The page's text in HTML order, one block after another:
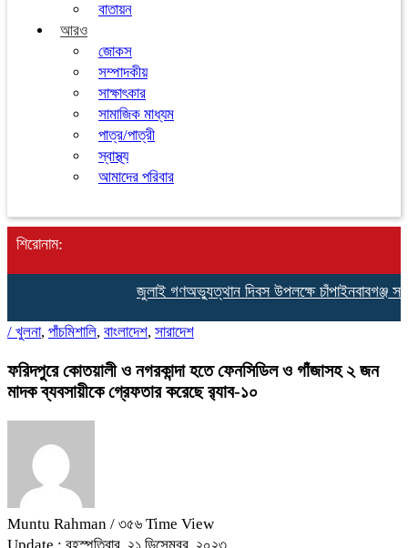
বাতায়ন
আরও
জোকস
সম্পাদকীয়
সাক্ষাৎকার
সামাজিক মাধ্যম
পাত্র/পাত্রী
স্বাস্থ্য
আমাদের পরিবার
শিরোনাম:
জুলাই গণঅভ্যুত্থান দিবস উপলক্ষে চাঁপাইনবাবগঞ্জ
/ খুলনা, পাঁচমিশালি, বাংলাদেশ, সারাদেশ
ফরিদপুরে কোতয়ালী ও নগরকান্দা হতে ফেনসিডিল ও গাঁজাসহ ২ জন
মাদক ব্যবসায়ীকে গ্রেফতার করেছে র‌্যাব-১০
Muntu Rahman / ৩৫৬ Time View